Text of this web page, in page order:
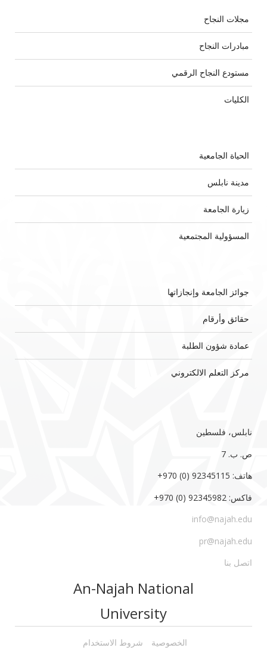
مجلات النجاح
مبادرات النجاح
مستودع النجاح الرقمي
الكليات
الحياة الجامعية
مدينة نابلس
زيارة الجامعة
المسؤولية المجتمعية
جوائز الجامعة وإنجازاتها
حقائق وأرقام
عمادة شؤون الطلبة
مركز التعلم الالكتروني
نابلس، فلسطين
ص. ب. 7‏
هاتف: 92345115 (0) 970‏‎+‎
فاكس: 92345982 (0) 970‏‎+‎
info@najah.edu
pr@najah.edu
اتصل بنا
An-Najah National
University
الخصوصية شروط الاستخدام